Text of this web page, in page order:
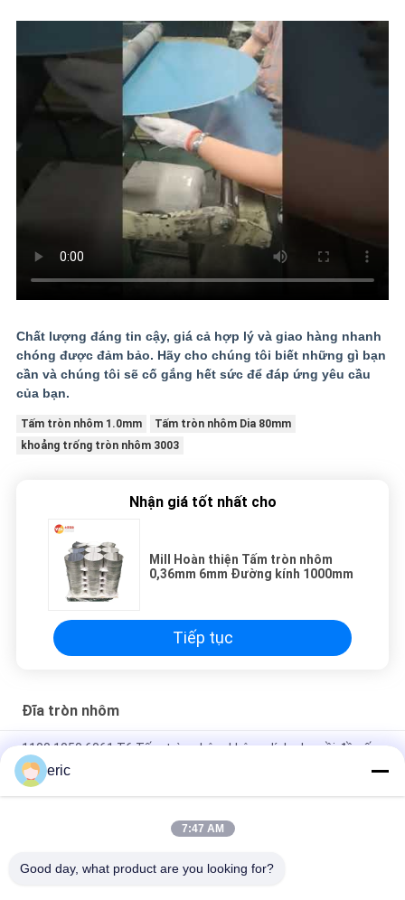
Chất lượng đáng tin cậy, giá cả hợp lý và giao hàng nhanh
chóng được đảm bảo. Hãy cho chúng tôi biết những gì bạn
cần và chúng tôi sẽ cố gắng hết sức để đáp ứng yêu cầu
của bạn.
Tấm tròn nhôm 1.0mm
Tấm tròn nhôm Dia 80mm
khoảng trống tròn nhôm 3003
Nhận giá tốt nhất cho
Mill Hoàn thiện Tấm tròn nhôm
0,36mm 6mm Đường kính 1000mm
Tiếp tục
Đĩa tròn nhôm
1100 1050 6061 T6 Tấm tròn nhôm không dính cho nồi đồ nấu
ăn
Bảng nhôm tròn 3003 DC Vòng tròn nhôm để làm đồ nấu ăn
Vòng tròn nhôm không dính 1050 3003 5052 cho đồ dùng nấu
eric
7:47 AM
Good day, what product are you looking for?